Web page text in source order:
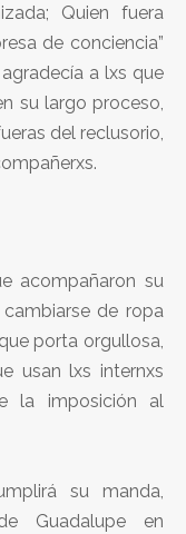
Quien fuera
de conciencia”
a lxs que
su largo proceso,
del reclusorio,
acompañaron su
de ropa
porta orgullosa,
usan lxs internxs
la imposición al
su manda,
Guadalupe en